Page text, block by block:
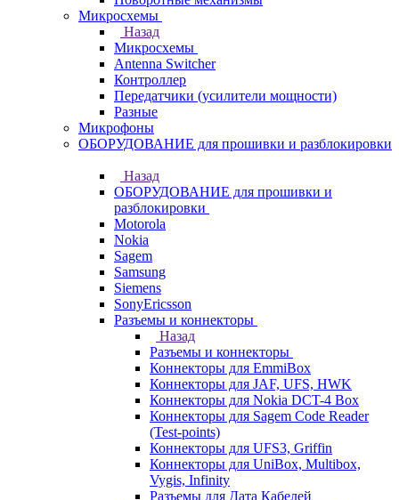
Микросхемы
Назад
Микросхемы
Antenna Switcher
Контроллер
Передатчики (усилители мощности)
Разные
Микрофоны
ОБОРУДОВАНИЕ для прошивки и разблокировки
Назад
ОБОРУДОВАНИЕ для прошивки и
разблокировки
Motorola
Nokia
Sagem
Samsung
Siemens
SonyEricsson
Разъемы и коннекторы
Назад
Разъемы и коннекторы
Коннекторы для EmmiBox
Коннекторы для JAF, UFS, HWK
Коннекторы для Nokia DCT-4 Box
Коннекторы для Sagem Code Reader
(Test-points)
Коннекторы для UFS3, Griffin
Коннекторы для UniBox, Multibox,
Vygis, Infinity
Разъемы для Дата Кабелей